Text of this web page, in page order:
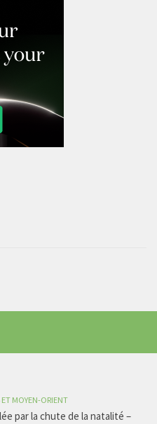
ET MOYEN-ORIENT
par la chute de la natalité –